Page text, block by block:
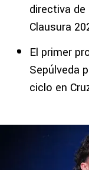
directiva
Clausura
El primer
Sepúlveda
ciclo en